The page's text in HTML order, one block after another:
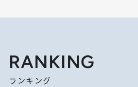
RANKING
ランキング